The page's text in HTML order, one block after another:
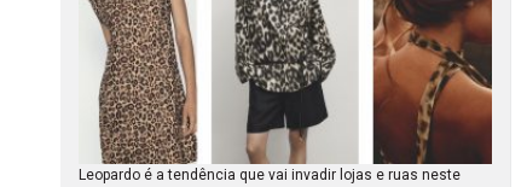
Leopardo é a tendência que vai invadir lojas e ruas neste